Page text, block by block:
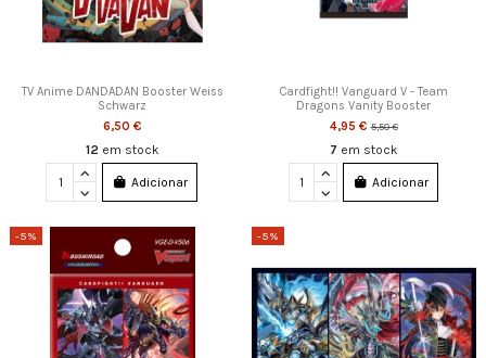
TV Anime DANDADAN Booster Weiss
Schwarz
6,50 €
12 em stock
Adicionar
Cardfight!! Vanguard V - Team
Dragons Vanity Booster
4,95 €5,50 €
7 em stock
Adicionar
-5% -5%